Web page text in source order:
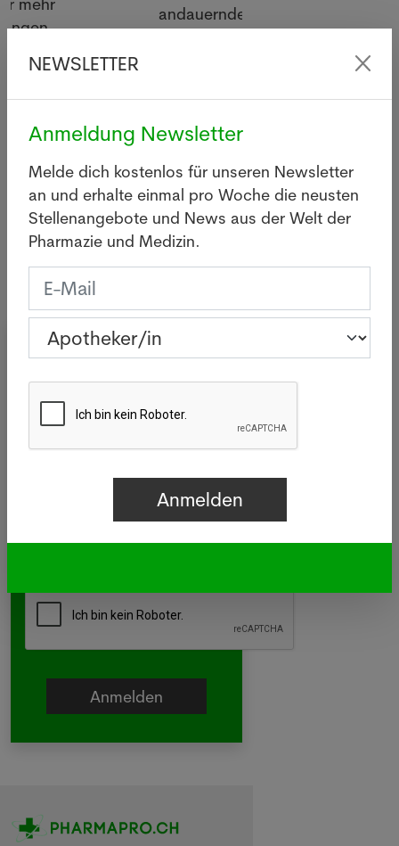
andauernde Hitze
sorgt nicht nur für
Vegetation und für
negative Folgen für
vulnerable
Menschen.
Mehr
Eine
Mehr
Newsletter
Apotheker/in
Aussendienst
Andere
NEWSLETTER
Anmeldung Newsletter
Melde dich kostenlos für unseren Newsletter
an und erhalte einmal pro Woche die neusten
Stellenangebote und News aus der Welt der
Pharmazie und Medizin.